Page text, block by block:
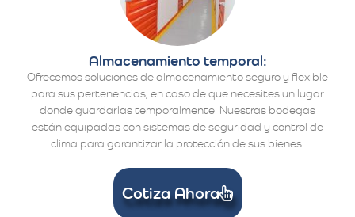
Almacenamiento temporal:
Ofrecemos soluciones de almacenamiento seguro y flexible
para sus pertenencias, en caso de que necesites un lugar
donde guardarlas temporalmente. Nuestras bodegas
están equipadas con sistemas de seguridad y control de
clima para garantizar la protección de sus bienes.
Cotiza Ahora